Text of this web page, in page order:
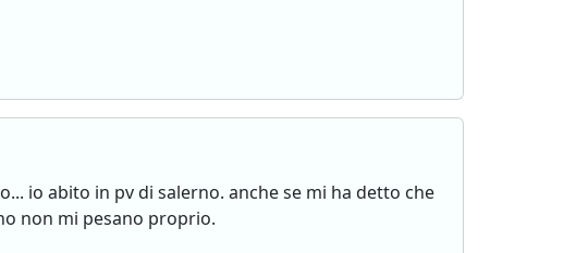
io abito in pv di salerno. anche se mi ha detto che
non mi pesano proprio.